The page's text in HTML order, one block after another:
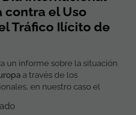
contra el Uso
Tráfico Ilícito de
un informe sobre la situación
a través de los
en nuestro caso el